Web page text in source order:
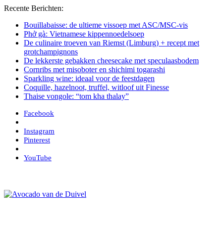
Recente Berichten:
Bouillabaisse: de ultieme vissoep met ASC/MSC-vis
Phở gà: Vietnamese kippennoedelsoep
De culinaire troeven van Riemst (Limburg) + recept met
grotchampignons
De lekkerste gebakken cheesecake met speculaasbodem
Cornribs met misoboter en shichimi togarashi
Sparkling wine: ideaal voor de feestdagen
Coquille, hazelnoot, truffel, witloof uit Finesse
Thaise vongole: “tom kha thalay”
Facebook
Instagram
Pinterest
YouTube